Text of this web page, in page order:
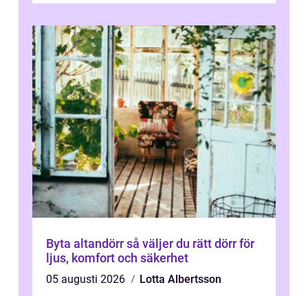
Byta altandörr så väljer du rätt dörr för
ljus, komfort och säkerhet
05 augusti 2026
Lotta Albertsson